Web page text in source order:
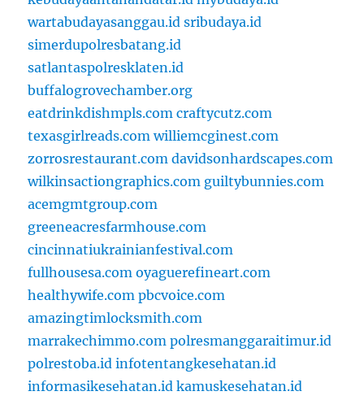
wartabudayasanggau.id sribudaya.id
simerdupolresbatang.id
satlantaspolresklaten.id
buffalogrovechamber.org
eatdrinkdishmpls.com craftycutz.com
texasgirlreads.com williemcginest.com
zorrosrestaurant.com davidsonhardscapes.com
wilkinsactiongraphics.com guiltybunnies.com
acemgmtgroup.com
greeneacresfarmhouse.com
cincinnatiukrainianfestival.com
fullhousesa.com oyaguerefineart.com
healthywife.com pbcvoice.com
amazingtimlocksmith.com
marrakechimmo.com polresmanggaraitimur.id
polrestoba.id infotentangkesehatan.id
informasikesehatan.id kamuskesehatan.id